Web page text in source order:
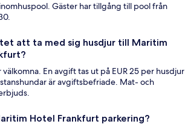
Gäster har tillgång till pool från
att ta med sig husdjur till Maritim
välkomna. En avgift tas ut på EUR 25 per husdjur
är avgiftsbefriade. Mat- och
Hotel Frankfurt parkering?